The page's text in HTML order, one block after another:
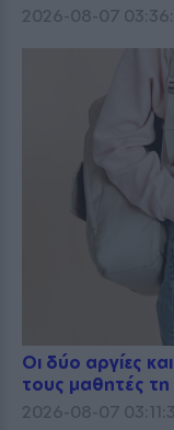
2026-08-07
Οι δύο αργίες
τους μαθητές
2026-08-07